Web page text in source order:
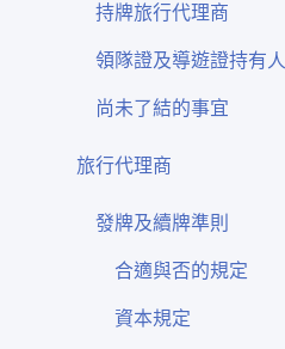
持牌旅行代理商
領隊證及導遊證持有人
尚未了結的事宜
旅行代理商
發牌及續牌準則
合適與否的規定
資本規定